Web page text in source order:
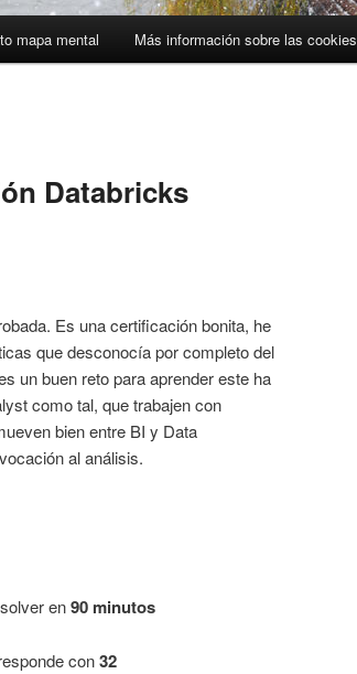
mapa mental Más información sobre las cookies
Databricks
Es una certificación bonita, he
que desconocía por completo del
un buen reto para aprender este ha
como tal, que trabajen con
bien entre BI y Data
al análisis.
en90 minutos
con32